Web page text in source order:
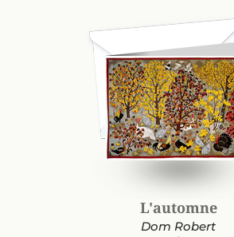
L'automne
Dom Robert